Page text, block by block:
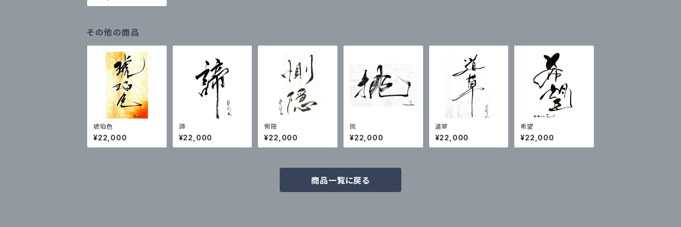
その他の商品
琥珀色
¥22,000
諦
¥22,000
惻隠
¥22,000
挑
¥22,000
道草
¥22,000
希望
¥22,000
商品一覧に戻る